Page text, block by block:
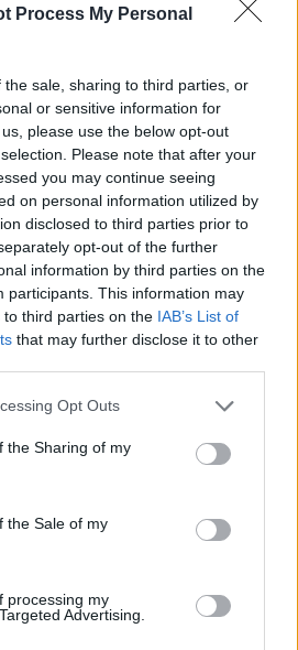
Process My Personal
sale, sharing to third parties, or
or sensitive information for
please use the below opt-out
Please note that after your
you may continue seeing
on personal information utilized by
disclosed to third parties prior to
opt-out of the further
information by third parties on the
participants. This information may
third parties on the IAB’s List of
that may further disclose it to other
app uses one or more Google
usage behaviour. You may click to
Google and its third-party tags to
specified purposes in below Google
Opt Outs
the Sharing of my
the Sale of my
processing my
Advertising.
Resource Center (ITRC) ha visto un
acquisizioni di account Instagram.